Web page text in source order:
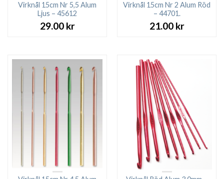
Virknål 15cm Nr 5,5 Alum
Ljus – 45612
29.00 kr
Virknål 15cm Nr 2 Alum Röd
– 44701.
21.00 kr